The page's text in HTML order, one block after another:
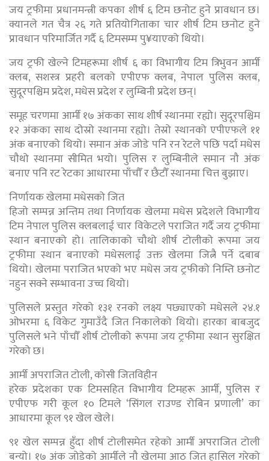
जय ट्रफीमा प्रधानमन्त्री कपका शीर्ष ६ टिम छनोट हुने प्रावधान छ।
क्यानले गत चैत्र २६ गते प्रतियोगिताका चार शीर्ष टिम छनोट हुने
प्रावधान परिमार्जित गर्दै ६ टिमसम्म पु¥याएको थियो।
जय ट्रफी खेल्ने टिमहरूमा शीर्ष ६ का विभागीय टिम त्रिभुवन आर्मी
क्लब, सशस्त्र प्रहरी बलको एपीएफ क्लब, नेपाल पुलिस क्लब,
सुदूरपश्चिम प्रदेश, मधेस प्रदेश र लुम्बिनी प्रदेश छन्।
समूह चरणमा आर्मी १७ अंकका साथ शीर्ष स्थानमा रह्यो। सुदूरपश्चिम
१२ अंकका साथ दोस्रो स्थानमा रह्यो। तेस्रो स्थानको एपीएफले ११
अंक बनाएको थियो। समान अंक जोडे पनि रन रेटले पछि पर्दा मधेस
चौथो स्थानमा सीमित भयो। पुलिस र लुम्बिनीले समान नौ अंक
बनाए पनि रट रेटका आधारमा पाँचौँ र छैटौँ स्थानमा चित्त बुझाए।
निर्णायक खेलमा मधेसको जित
हिजो सम्पन्न अन्तिम तथा निर्णायक खेलमा मधेस प्रदेशले विभागीय
टिम नेपाल पुलिस क्लबलाई चार विकेटले पराजित गर्दै जय ट्रफीमा
स्थान बनाएको हो। तालिकाको चौथो शीर्ष टोलीको रूपमा जय
ट्रफीमा स्थान बनाएको मधेसलाई उक्त खेलमा जित्नै पर्ने दबाब
थियो। खेलमा पराजित भएको भए मधेस जय ट्रफीको निम्ति छनोट
नहुन सक्ने सम्भावना उच्च थियो।
पुलिसले प्रस्तुत गरेको १३१ रनको लक्ष्य पछ्याएको मधेसले २४.१
ओभरमा ६ विकेट गुमाउँदै जित निकालेको थियो। हारका बाबजुद
पुलिसले भने पाँचौँ शीर्ष टोलीको रूपमा जय ट्रफीमा स्थान सुरक्षित
गरेको छ।
आर्मी अपराजित टोली, कोसी जितविहीन
हरेक प्रदेशका एक टिमसहित विभागीय टिमहरू आर्मी, पुलिस र
एपीएफ गरी कूल १० टिमले ‘सिंगल राउण्ड रोबिन प्रणाली’ का
आधारमा कूल ९१ खेल खेले।
९१ खेल सम्पन्न हुँदा शीर्ष टोलीसमेत रहेको आर्मी अपराजित टोली
बन्यो। १७ अंक जोडेको आर्मीले नौ खेलमा आठ जित हासिल गरेको